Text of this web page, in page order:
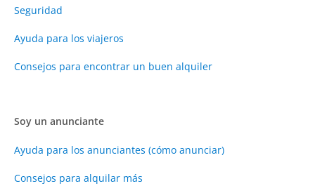
Seguridad
Ayuda para los viajeros
Consejos para encontrar un buen alquiler
Soy un anunciante
Ayuda para los anunciantes (cómo anunciar)
Consejos para alquilar más